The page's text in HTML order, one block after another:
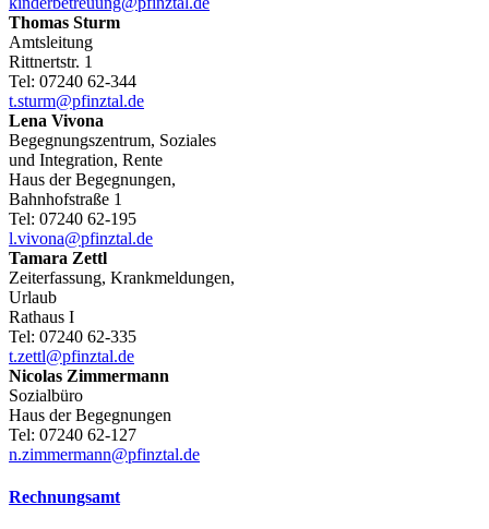
Thomas Sturm
Amtsleitung
Rittnertstr. 1
Tel: 07240 62-344
t.sturm@pfinztal.de
Lena Vivona
Begegnungszentrum, Soziales
und Integration, Rente
Haus der Begegnungen,
Bahnhofstraße 1
Tel: 07240 62-195
l.vivona@pfinztal.de
Tamara Zettl
Zeiterfassung, Krankmeldungen,
Urlaub
Rathaus I
Tel: 07240 62-335
t.zettl@pfinztal.de
Nicolas Zimmermann
Sozialbüro
Haus der Begegnungen
Tel: 07240 62-127
n.zimmermann@pfinztal.de
Rechnungsamt